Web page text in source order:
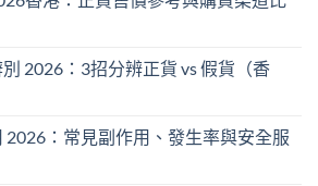
2026：3招分辨正貨 vs 假貨（香
2026：常見副作用、發生率與安全服